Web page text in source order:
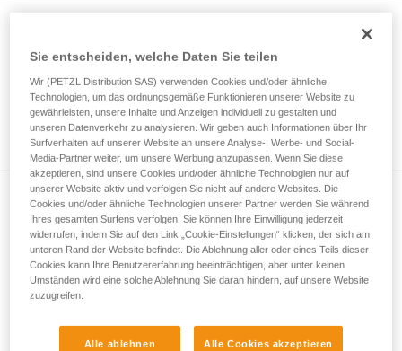
Verschlusssysteme von Karabinern
Wichtige Informationen zum Thema
Sie entscheiden, welche Daten Sie teilen
Wir (PETZL Distribution SAS) verwenden Cookies und/oder ähnliche
Technologien, um das ordnungsgemäße Funktionieren unserer Website zu
gewährleisten, unsere Inhalte und Anzeigen individuell zu gestalten und
unseren Datenverkehr zu analysieren. Wir geben auch Informationen über Ihr
Surfverhalten auf unserer Website an unsere Analyse-, Werbe- und Social-
Media-Partner weiter, um unsere Werbung anzupassen. Wenn Sie diese
akzeptieren, sind unsere Cookies und/oder ähnliche Technologien nur auf
unserer Website aktiv und verfolgen Sie nicht auf andere Websites. Die
Cookies und/oder ähnliche Technologien unserer Partner werden Sie während
Ihres gesamten Surfens verfolgen. Sie können Ihre Einwilligung jederzeit
widerrufen, indem Sie auf den Link „Cookie-Einstellungen“ klicken, der sich am
unteren Rand der Website befindet. Die Ablehnung aller oder eines Teils dieser
Cookies kann Ihre Benutzererfahrung beeinträchtigen, aber unter keinen
Umständen wird eine solche Ablehnung Sie daran hindern, auf unsere Website
zuzugreifen.
Alle ablehnen Alle Cookies akzeptieren